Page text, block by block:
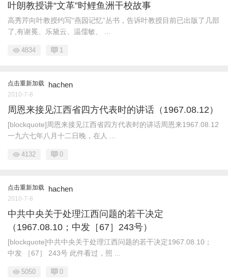
叶朗教授讲“文革”时鲤鱼洲干校故事
高秀芹向叶教授约写“燕园记忆”丛书，告诉叶教授目前已出版了几部
了,有谢冕、乐黛云、温儒敏、 ...
4834 1
点击重新加载 hachen
2010-7-8
周恩来接见江西省四方代表时的讲话（1967.08.12）
[blockquote]周恩来接见江西省四方代表时的讲话周恩来1967.08.12
一九六七年八月十二日晚，在人 ...
4132 0
点击重新加载 hachen
2010-7-8
中共中央关于处理江西问题的若干决定
（1967.08.10；中发［67］243号）
[blockquote]中共中央关于处理江西问题的若干决定1967.08.10；
中发 ［67］ 243号 此件看过，照 ...
5050 0